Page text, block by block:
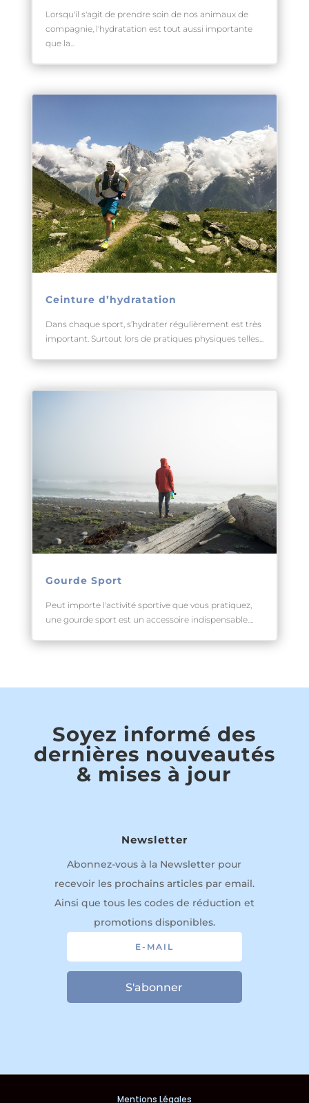
Lorsqu'il s'agit de prendre soin de nos animaux de
compagnie, l'hydratation est tout aussi importante
que la...
Ceinture d’hydratation
Dans chaque sport, s’hydrater régulièrement est très
important. Surtout lors de pratiques physiques telles...
Gourde Sport
Peut importe l'activité sportive que vous pratiquez,
une gourde sport est un accessoire indispensable....
Soyez informé des
dernières nouveautés
& mises à jour
Newsletter
Abonnez-vous à la Newsletter pour
recevoir les prochains articles par email.
Ainsi que tous les codes de réduction et
promotions disponibles.
S'abonner
Mentions Légales